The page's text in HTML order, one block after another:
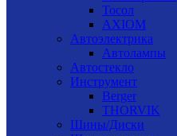
Тосол
AXIOM
Автоэлектрика
Автолампы
Автостекло
Инструмент
Berger
THORVIK
Шины/Диски